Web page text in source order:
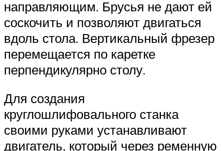
направляющим. Брусья не дают ей
соскочить и позволяют двигаться
вдоль стола. Вертикальный фрезер
перемещается по каретке
перпендикулярно столу.
Для создания
круглошлифовального станка
своими руками устанавливают
двигатель, который через ременную